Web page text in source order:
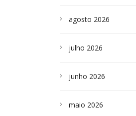
agosto 2026
julho 2026
junho 2026
maio 2026